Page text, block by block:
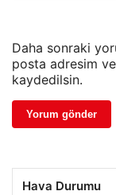
Daha sonraki
posta adresim
kaydedilsin.
Hava Durumu